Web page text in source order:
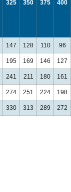
325 350 375 400
147 128 110 96
195 169 146 127
241 211 180 161
274 251 224 198
330 313 289 272